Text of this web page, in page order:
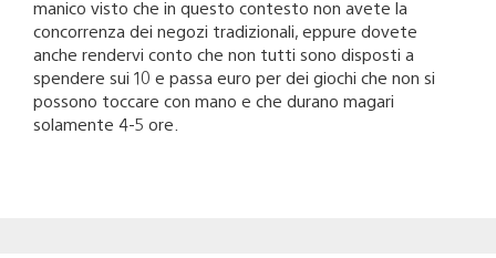
manico visto che in questo contesto non avete la
concorrenza dei negozi tradizionali, eppure dovete
anche rendervi conto che non tutti sono disposti a
spendere sui 10 e passa euro per dei giochi che non si
possono toccare con mano e che durano magari
solamente 4-5 ore.